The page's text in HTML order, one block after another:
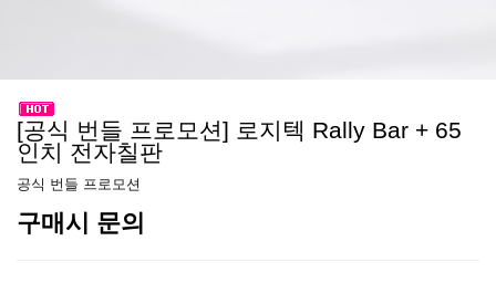
[공식 번들 프로모션] 로지텍 Rally Bar + 65
인치 전자칠판
공식 번들 프로모션
구매시 문의